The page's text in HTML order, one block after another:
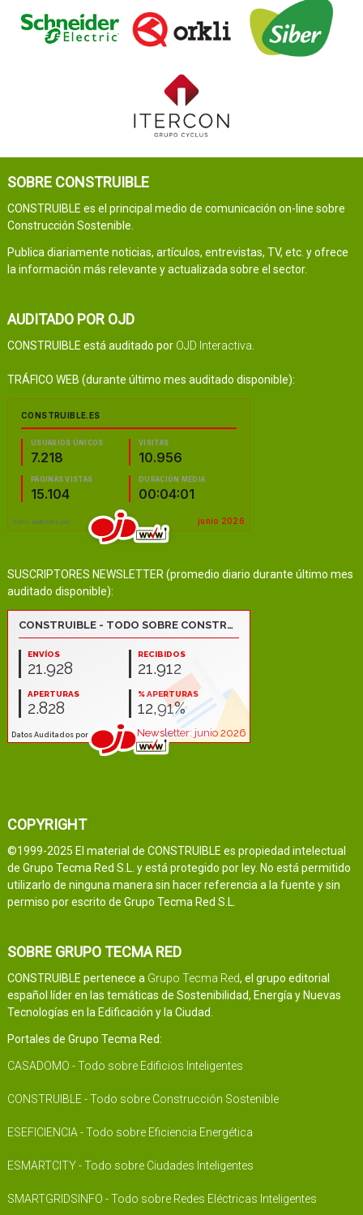
SOBRE CONSTRUIBLE
CONSTRUIBLE es el principal medio de comunicación on-line sobre
Construcción Sostenible.
Publica diariamente noticias, artículos, entrevistas, TV, etc. y ofrece
la información más relevante y actualizada sobre el sector.
AUDITADO POR OJD
CONSTRUIBLE está auditado por OJD Interactiva
TRÁFICO WEB (durante último mes auditado disponible):
SUSCRIPTORES NEWSLETTER (promedio diario durante último mes
auditado disponible):
COPYRIGHT
©1999-2025 El material de CONSTRUIBLE es propiedad intelectual
de Grupo Tecma Red S.L. y está protegido por ley. No está permitido
utilizarlo de ninguna manera sin hacer referencia a la fuente y sin
permiso por escrito de Grupo Tecma Red S.L.
SOBRE GRUPO TECMA RED
CONSTRUIBLE pertenece a Grupo Tecma Red, el grupo editorial
español líder en las temáticas de Sostenibilidad, Energía y Nuevas
Tecnologías en la Edificación y la Ciudad.
Portales de Grupo Tecma Red:
CASADOMO - Todo sobre Edificios Inteligentes
CONSTRUIBLE - Todo sobre Construcción Sostenible
ESEFICIENCIA - Todo sobre Eficiencia Energética
ESMARTCITY - Todo sobre Ciudades Inteligentes
SMARTGRIDSINFO - Todo sobre Redes Eléctricas Inteligentes